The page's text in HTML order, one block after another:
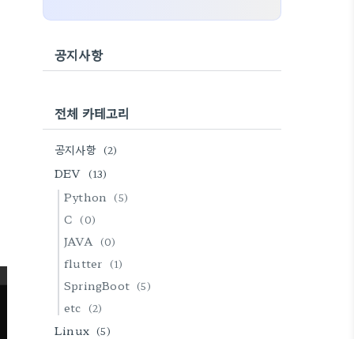
공지사항
전체 카테고리
공지사항 (2)
DEV (13)
Python (5)
C (0)
JAVA (0)
flutter (1)
SpringBoot (5)
etc (2)
Linux (5)